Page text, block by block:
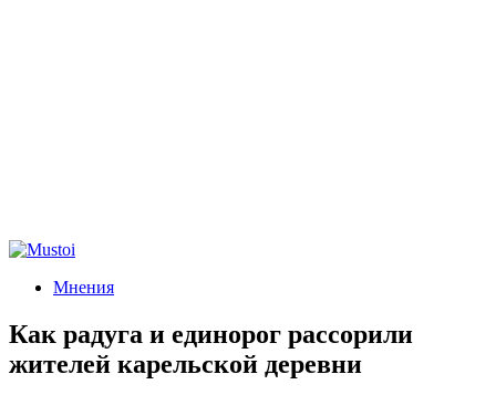
Мнения
Как радуга и единорог рассорили
жителей карельской деревни